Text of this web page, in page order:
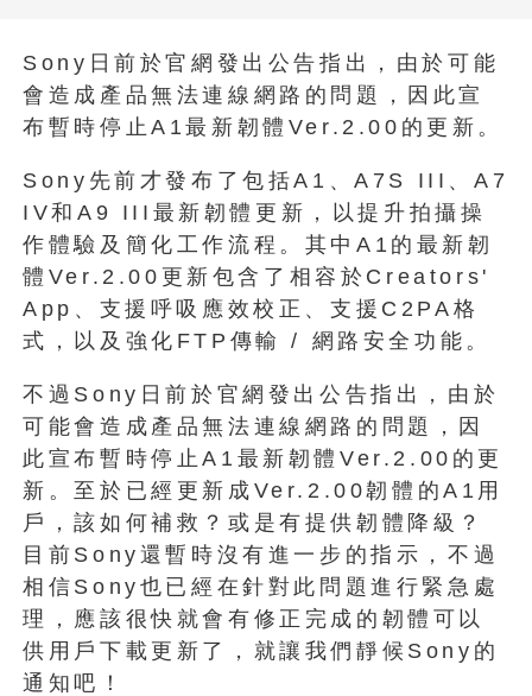
Sony日前於官網發出公告指出，由於可能
會造成產品無法連線網路的問題，因此宣
布暫時停止A1最新韌體Ver.2.00的更新。
Sony先前才發布了包括A1、A7S III、A7
IV和A9 III最新韌體更新，以提升拍攝操
作體驗及簡化工作流程。其中A1的最新韌
體Ver.2.00更新包含了相容於Creators'
App、支援呼吸應效校正、支援C2PA格
式，以及強化FTP傳輸 / 網路安全功能。
不過Sony日前於官網發出公告指出，由於
可能會造成產品無法連線網路的問題，因
此宣布暫時停止A1最新韌體Ver.2.00的更
新。至於已經更新成Ver.2.00韌體的A1用
戶，該如何補救？或是有提供韌體降級？
目前Sony還暫時沒有進一步的指示，不過
相信Sony也已經在針對此問題進行緊急處
理，應該很快就會有修正完成的韌體可以
供用戶下載更新了，就讓我們靜候Sony的
通知吧！